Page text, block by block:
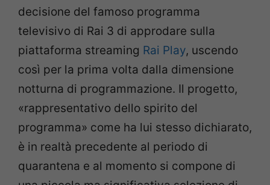
decisione del famoso programma
televisivo di Rai 3 di approdare sulla
piattaforma streaming Rai Play, uscendo
così per la prima volta dalla dimensione
notturna di programmazione. Il progetto,
«rappresentativo dello spirito del
programma» come ha lui stesso dichiarato,
è in realtà precedente al periodo di
quarantena e al momento si compone di